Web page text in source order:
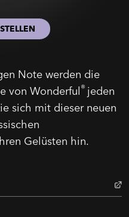
Note werden die
von Wonderful® jeden
sich mit dieser neuen
Gelüsten hin.